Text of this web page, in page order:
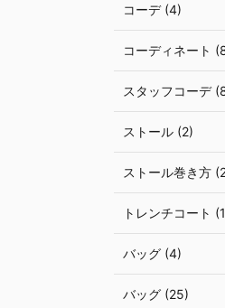
コーデ (4)
コーディネート
スタッフコーデ
ストール (2)
ストール巻き方
トレンチコート
バッグ (4)
バッグ (25)